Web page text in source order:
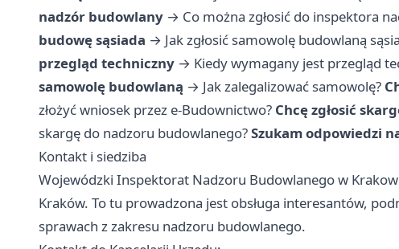
nadzór budowlany → Co można zgłosić do inspektora
budowę sąsiada → Jak zgłosić samowolę budowlaną
przegląd techniczny → Kiedy wymagany jest przegląd
samowolę budowlaną → Jak zalegalizować samowolę?
złożyć wniosek przez e-Budownictwo? Chcę zgłosić
skargę do nadzoru budowlanego?Szukam odpowiedzi
Kontakt i siedziba
Wojewódzki Inspektorat Nadzoru Budowlanego w
Kraków. To tu prowadzona jest obsługa interesantów,
sprawach z zakresu nadzoru budowlanego.